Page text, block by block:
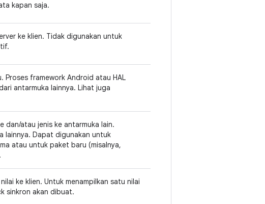
kapan saja.
ke klien. Tidak digunakan untuk
framework Android atau HAL
antarmuka lainnya. Lihat juga
dan/atau jenis ke antarmuka lain.
lainnya. Dapat digunakan untuk
atau untuk paket baru (misalnya,
ke klien. Untuk menampilkan satu nilai
sinkron akan dibuat.